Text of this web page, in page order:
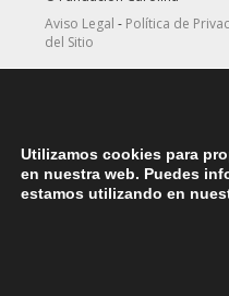
Aviso Legal - Política de
del Sitio
ASOCIACIONES
Contacta con la asociación
Utilizamos cookies para
en nuestra web. Puedes
estamos utilizando en